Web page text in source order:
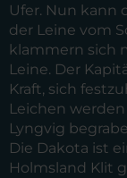
Ufer. Nun kann
der Leine vom
klammern sich
Leine. Der
Kraft, sich
Leichen
Lyngvig
Die Dakota ist
Holmsland Klit